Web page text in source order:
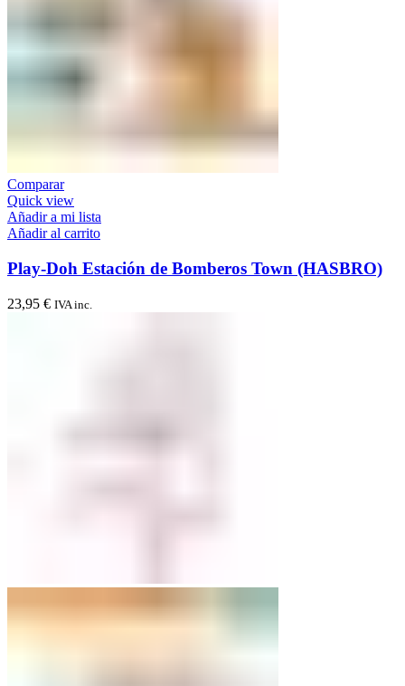
Comparar
Quick view
Añadir a mi lista
Añadir al carrito
Play-Doh Estación de Bomberos Town (HASBRO)
23,95 € IVA inc.